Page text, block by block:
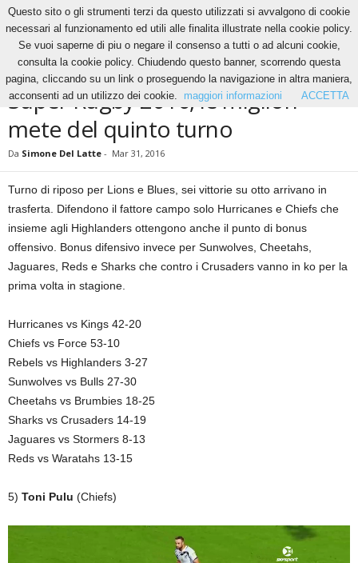
Altri Sport Super Rugby 2016, le migliori mete del quinto turno
ALTRI SPORT RUGBY
Super Rugby 2016, le migliori
mete del quinto turno
Da Simone Del Latte - Mar 31, 2016
Turno di riposo per Lions e Blues, sei vittorie su otto arrivano in
trasferta. Difendono il fattore campo solo Hurricanes e Chiefs che
insieme agli Highlanders ottengono anche il punto di bonus
offensivo. Bonus difensivo invece per Sunwolves, Cheetahs,
Jaguares, Reds e Sharks che contro i Crusaders vanno in ko per la
prima volta in stagione.
Hurricanes vs Kings 42-20
Chiefs vs Force 53-10
Rebels vs Highlanders 3-27
Sunwolves vs Bulls 27-30
Cheetahs vs Brumbies 18-25
Sharks vs Crusaders 14-19
Jaguares vs Stormers 8-13
Reds vs Waratahs 13-15
5) Toni Pulu (Chiefs)
Questo sito o gli strumenti terzi da questo utilizzati si avvalgono di cookie
necessari al funzionamento ed utili alle finalita illustrate nella cookie policy.
Se vuoi saperne di piu o negare il consenso a tutti o ad alcuni cookie,
consulta la cookie policy. Chiudendo questo banner, scorrendo questa
pagina, cliccando su un link o proseguendo la navigazione in altra maniera,
acconsenti ad un utilizzo dei cookie.
maggiori informazioni ACCETTA